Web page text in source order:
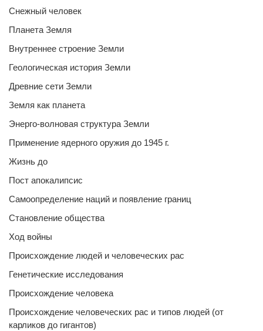
Снежный человек
Планета Земля
Внутреннее строение Земли
Геологическая история Земли
Древние сети Земли
Земля как планета
Энерго-волновая структура Земли
Применение ядерного оружия до 1945 г.
Жизнь до
Пост апокалипсис
Самоопределение наций и появление границ
Становление общества
Ход войны
Происхождение людей и человеческих рас
Генетические исследования
Происхождение человека
Происхождение человеческих рас и типов людей (от
карликов до гигантов)